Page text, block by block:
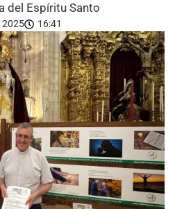
del Espíritu Santo
2025 16:41